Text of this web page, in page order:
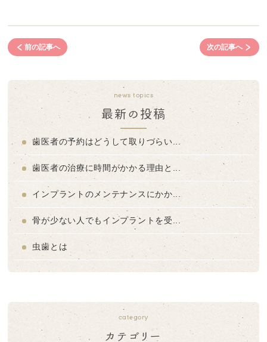
前の記事へ 次の記事へ
news topics
最新の投稿
歯医者の予約はどうして取りづらい...
歯医者の治療に時間がかかる理由と...
インプラントのメンテナンスにかか...
骨が少ない人でもインプラントを受...
虫歯とは
category
カテゴリー